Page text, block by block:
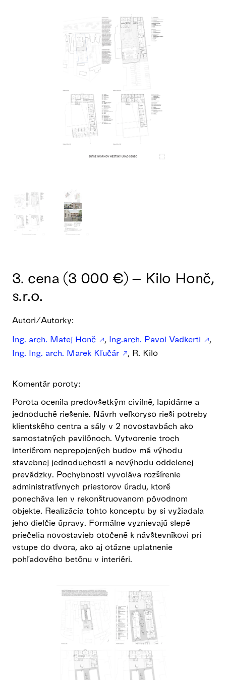
3. cena (3 000 €) – Kilo Honč,
s.r.o.
Autori/Autorky:
Ing. arch. Matej Honč
, Ing.arch. Pavol Vadkerti
,
Ing. Ing. arch. Marek Kľučár
, R. Kilo
Komentár poroty:
Porota ocenila predovšetkým civilné, lapidárne a
jednoduché riešenie. Návrh veľkoryso rieši potreby
klientského centra a sály v 2 novostavbách ako
samostatných pavilónoch. Vytvorenie troch
interiérom neprepojených budov má výhodu
stavebnej jednoduchosti a nevýhodu oddelenej
prevádzky. Pochybnosti vyvoláva rozšírenie
administratívnych priestorov úradu, ktoré
ponecháva len v rekonštruovanom pôvodnom
objekte. Realizácia tohto konceptu by si vyžiadala
jeho dielčie úpravy. Formálne vyznievajú slepé
priečelia novostavieb otočené k návštevníkovi pri
vstupe do dvora, ako aj otázne uplatnenie
pohľadového betónu v interiéri.